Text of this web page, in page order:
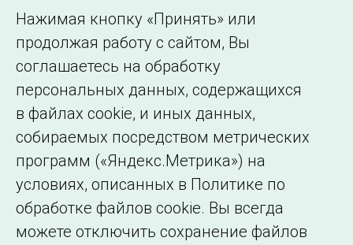
образовательной
организации
Нажимая кнопку «Принять» или
продолжая работу с сайтом, Вы
соглашаетесь на обработку
персональных данных, содержащихся
в файлах cookie, и иных данных,
собираемых посредством метрических
программ («Яндекс.Метрика») на
условиях, описанных в Политике по
обработке файлов cookie. Вы всегда
можете отключить сохранение файлов